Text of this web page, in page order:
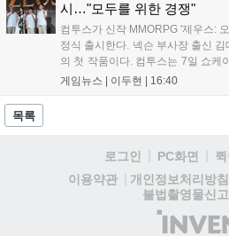
시…"모두를 위한 경쟁"
컴투스가 신작 MMORPG '제우스:
정식 출시한다. 넥슨 부사장 출신
의 첫 작품이다. 컴투스는 7일 쇼케
심 콘텐츠, 유료화 정책, 운영 방향
게임뉴스 | 이두현 16:40
목록
로그인 PC화면
이용약관
개인정보처리방침
불법촬영물신
(주)